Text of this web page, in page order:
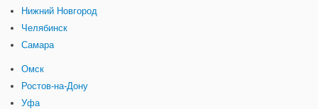
Нижний Новгород
Челябинск
Самара
Омск
Ростов-на-Дону
Уфа